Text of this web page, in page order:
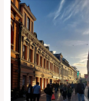
Banjoj
Luci
iz
1969.
godine:
Značaj
radio
amatera